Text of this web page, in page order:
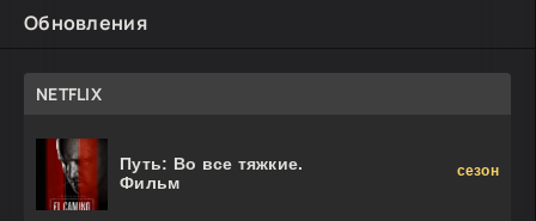
Обновления
NETFLIX
Путь: Во все тяжкие.
Фильм
сезон